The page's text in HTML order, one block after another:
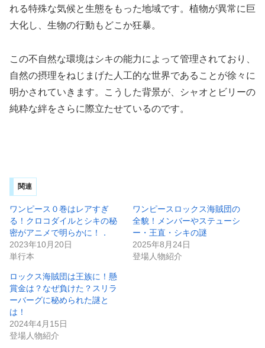
れる特殊な気候と生態をもった地域です。植物が異常に巨
大化し、生物の行動もどこか狂暴。
この不自然な環境はシキの能力によって管理されており、
自然の摂理をねじまげた人工的な世界であることが徐々に
明かされていきます。こうした背景が、シャオとビリーの
純粋な絆をさらに際立たせているのです。
関連
ワンピース０巻はレアすぎ
る！クロコダイルとシキの秘
密がアニメで明らかに！．
2023年10月20日
単行本
ワンピースロックス海賊団の
全貌！メンバーやステューシ
ー・王直・シキの謎
2025年8月24日
登場人物紹介
ロックス海賊団は王族に！懸
賞金は？なぜ負けた？スリラ
ーバーグに秘められた謎と
は！
2024年4月15日
登場人物紹介